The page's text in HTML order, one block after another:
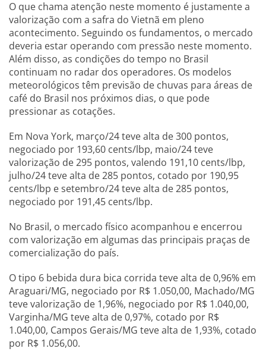
O que chama atenção neste momento é justamente a
valorização com a safra do Vietnã em pleno
acontecimento. Seguindo os fundamentos, o mercado
deveria estar operando com pressão neste momento.
Além disso, as condições do tempo no Brasil
continuam no radar dos operadores. Os modelos
meteorológicos têm previsão de chuvas para áreas de
café do Brasil nos próximos dias, o que pode
pressionar as cotações.
Em Nova York, março/24 teve alta de 300 pontos,
negociado por 193,60 cents/lbp, maio/24 teve
valorização de 295 pontos, valendo 191,10 cents/lbp,
julho/24 teve alta de 285 pontos, cotado por 190,95
cents/lbp e setembro/24 teve alta de 285 pontos,
negociado por 191,45 cents/lbp.
No Brasil, o mercado físico acompanhou e encerrou
com valorização em algumas das principais praças de
comercialização do país.
O tipo 6 bebida dura bica corrida teve alta de 0,96% em
Araguari/MG, negociado por R$ 1.050,00, Machado/MG
teve valorização de 1,96%, negociado por R$ 1.040,00,
Varginha/MG teve alta de 0,97%, cotado por R$
1.040,00, Campos Gerais/MG teve alta de 1,93%, cotado
por R$ 1.056,00.